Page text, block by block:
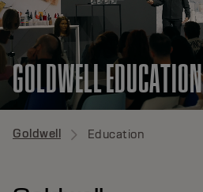
GOLDWELL EDUCATION
Goldwell Education